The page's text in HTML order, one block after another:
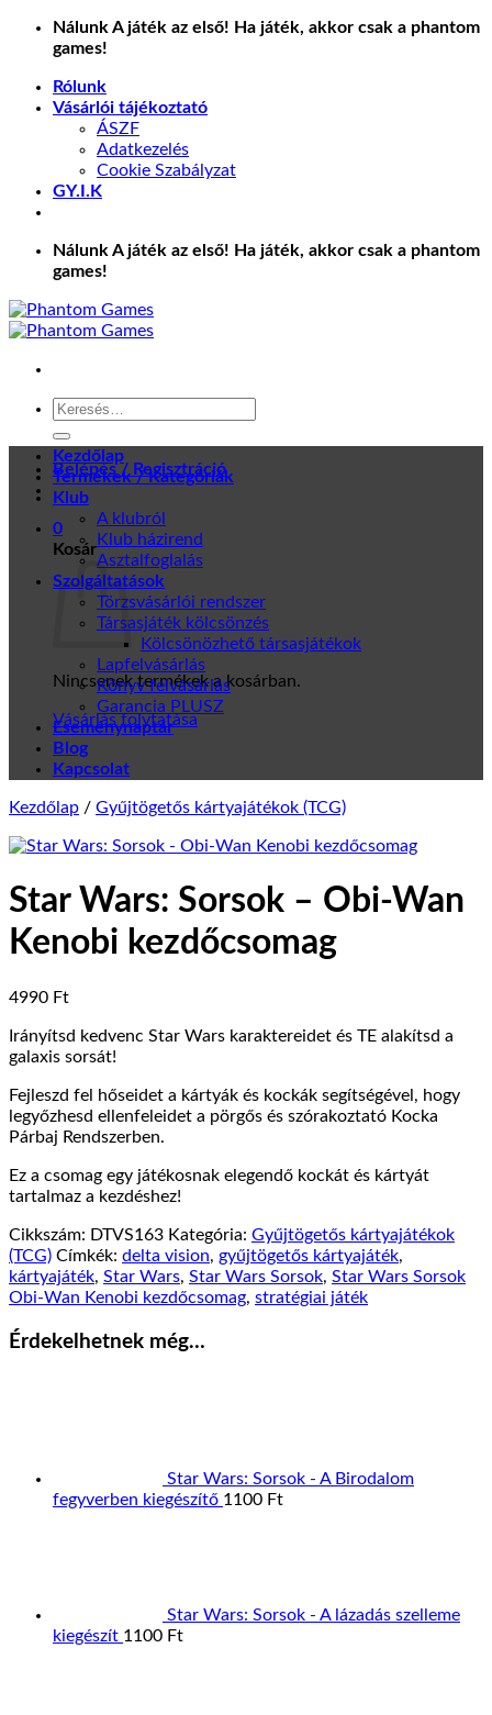
Skip
Nálunk A játék az első! Ha játék, akkor csak a phantom
games!
Rólunk
Vásárlói tájékoztató
ÁSZF
Adatkezelés
Cookie Szabályzat
GY.I.K
Nálunk A játék az első! Ha játék, akkor csak a phantom
games!
Keresés
következőre:
Belépés / Regisztráció
0
Kosár
Nincsenek termékek a kosárban.
Vásárlás folytatása
Kezdőlap
Termékek / Kategóriák
Klub
A klubról
Klub házirend
Asztalfoglalás
Szolgáltatások
Törzsvásárlói rendszer
Társasjáték kölcsönzés
Kölcsönözhető társasjátékok
Lapfelvásárlás
Könyv felvásárlás
Garancia PLUSZ
Eseménynaptár
Blog
Kapcsolat
Kezdőlap / Gyűjtögetős kártyajátékok (TCG)
Star Wars: Sorsok – Obi-Wan
Kenobi kezdőcsomag
4990 Ft
Irányítsd kedvenc Star Wars karaktereidet és TE alakítsd a
galaxis sorsát!
Fejleszd fel hőseidet a kártyák és kockák segítségével, hogy
legyőzhesd ellenfeleidet a pörgős és szórakoztató Kocka
Párbaj Rendszerben.
Ez a csomag egy játékosnak elegendő kockát és kártyát
tartalmaz a kezdéshez!
Cikkszám: DTVS163 Kategória: Gyűjtögetős kártyajátékok
(TCG) Címkék: delta vision, gyűjtögetős kártyajáték,
kártyajáték, Star Wars, Star Wars Sorsok, Star Wars Sorsok
Obi-Wan Kenobi kezdőcsomag, stratégiai játék
Érdekelhetnek még…
Star Wars: Sorsok - A Birodalom
fegyverben kiegészítő 1100 Ft
Star Wars: Sorsok - A lázadás szelleme
kiegészít 1100 Ft